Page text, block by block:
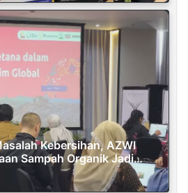
Kebersihan, AZWI
Sampah Organik Jadi